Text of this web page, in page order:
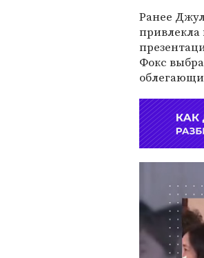
Ранее
привлекла
Фокс